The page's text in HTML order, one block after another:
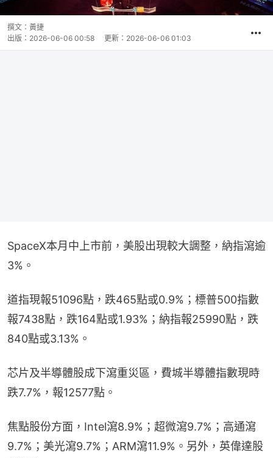
撰文： 黃捷
出版： 2026-06-06 00:58 更新： 2026-06-06 01:03
SpaceX本月中上市前，美股出現較大調整，納指瀉逾
3%。
道指現報51096點，跌465點或0.9%；標普500指數
報7438點，跌164點或1.93%；納指報25990點，跌
840點或3.13%。
芯片及半導體股成下瀉重災區，費城半導體指數現時
跌7.7%，報12577點。
焦點股份方面，Intel瀉8.9%；超微瀉9.7%；高通瀉
9.7%；美光瀉9.7%；ARM瀉11.9%。另外，英偉達股